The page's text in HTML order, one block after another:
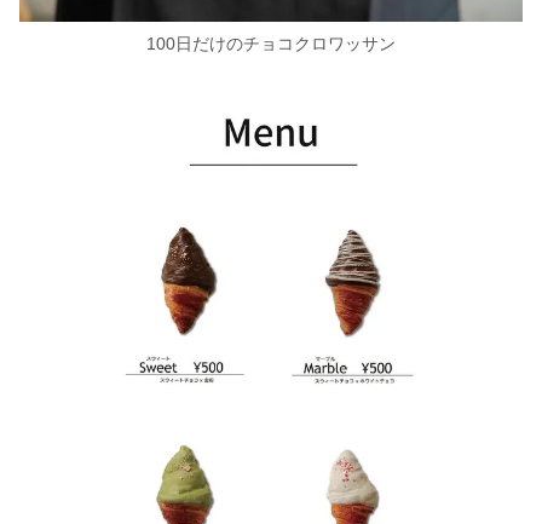
100日だけのチョコクロワッサン